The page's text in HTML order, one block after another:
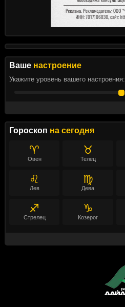
Ваше настроение
Укажите уровень вашего настроения:
Гороскоп на сегодня
♈
Овен
♉
Телец
♌
Лев
♍
Дева
♐
Стрелец
♑
Козерог